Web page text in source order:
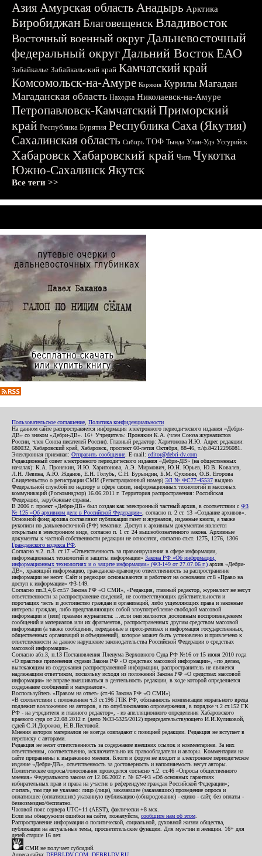
АзияАмурская область Анадырь Арктика
БиробиджанБлаговещенскВладивосток
Восточный военный округДальневосточный
федеральный округДальний ВостокЕАО
Забайкалье Забайкальский край Камчатский край
Комсомольск-на-Амуре Корякия Курилы Магадан
Магаданская область Находка Николаевск-на-Амуре
Петропавловск-КамчатскийПриморский
край Республика Бурятия Республика Саха (Якутия)
Сахалинская область Сибирь ТОФ Тында Улан-Удэ Уссурийск
ХабаровскХабаровский край Чита Чукотка
Южно-СахалинскЯкутск
Все теги >>
Пользовательское соглашение Политика конфиденциальности
На данном сайте распространяется информация электронного периодического издания «Дебри-
ДВ» со знаком «Дебри-ДВ». 16+ Учредитель: Пронякин К.А. (член Союза журналистов
России, член Союза писателей России). Главный редактор: Харитонова И.Ю. Адрес редакции:
680032, Хабаровский край, Хабаровск, проспект 60-летия Октября, 88-46, т./ф.84212296081.
Электронная приемная: Отправить сообщение . E-mail: editor@debri-dv.com
Редакционный совет электронного периодического издания «Дебри-ДВ» (на общественных
началах): К.А. Пронякин, И.Ю. Харитонова, А.Э. Мирмович, Ю.Н. Юрьев, Ю.В. Ковалев,
Л.Н. Левина, А.Ю. Жданов, Е.Н. Голубь, С.Н. Бурындин, Б.М. Сухинин, О.В. Егорова
Свидетельство о регистрации СМИ (Регистрационный номер) ЭЛ № ФС77-45537 выдано
Федеральной службой по надзору в сфере связи, информационных технологий и массовых
коммуникаций (Роскомнадзор) 16.06.2011 г. Территория распространения: Российская
Федерация, зарубежные страны.
В 2006 г. проект «Дебри-ДВ» был создан как электронный частный архив, в соответствии с ФЗ
№ 125 «Об архивном деле в Российской Федерации» , согласно п. 2 ст. 13 «Создание архивов».
Основной фонд архива составляют публикации газет и журналов, изданные книги, а также
рукописи по дальневосточной (РФ) тематике. Доступ к архивным документам является
открытым в электронном виде, согласно п. 1 ст. 24 вышеобозначенного закона. Архивные
документы к частной собственности редакции не относятся, согласно ст.ст. 1275, 1276, 1306
Гражданского кодекса РФ
Согласно ч.2. п.3. ст.17 «Ответственность за правонарушения в сфере информации,
информационных технологий и защиты информации» Закона РФ «Об информации,
информационных технологиях и о защите информации» (ФЗ-149 от 27.07.06 г.) архив «Дебри-
ДВ», хранящий информацию, гражданско-правовую ответственность за распространение
информации не несет. Сайт и редакция основываются и работают на основании ст.8 «Право на
доступ к информации» ФЗ-149.
Согласно пп.3,4,6 ст.57 Закона РФ «О СМИ», «Редакция, главный редактор, журналист не несут
ответственности за распространение сведений, не соответствующих действительности и
порочащих честь и достоинство граждан и организаций, либо ущемляющих права и законные
интересы граждан, либо представляющих собой злоупотребление свободой массовой
информации и (или) правами журналиста: ...если они являются дословным воспроизведением
сообщений и материалов или их фрагментов, распространенных другим средством массовой
информации (а также сообщения, переданные в пресс-релизах и информация государственных,
общественных организаций и объединений), которое может быть установлено и привлечено к
ответственности за данное нарушение законодательства Российской Федерации о средствах
массовой информации».
Согласно абз.3, п.13 Постановления Пленума Верховного Суда РФ №16 от 15 июня 2010 года
«О практике применения судами Закона РФ «О средствах массовой информации», «по делам,
вытекающим из содержания распространенной информации, распространитель не является
надлежащим ответчиком, поскольку исходя из положений Закона РФ «О средствах массовой
информации» не вправе вмешиваться в деятельность редакции, в ходе которой определяется
содержание сообщений и материалов».
Воспользуйтесь «Правом на ответ» (ст.46 Закона РФ «О СМИ»).
«В соответствии с положением ч.3 ст.196 ГПК РФ, обязанность компенсации морального вреда
подлежит возложению на авторов, а по опубликованию опровержения, в порядке ч.2 ст.152 ГК
РФ - на учредителя и главного редактор», - из апелляционного определения Хабаровского
краевого суда от 22.08.2012 г. (дело №33-5325/2012) председательствующего И.И.Куликовой,
судей С.И.Дорожко, Н.В.Пестовой.
Мнения авторов материалов не всегда совпадают с позицией редакции. Редакция не вступает в
переписку с авторами.
Редакция не несет ответственность за содержание внешних ссылок и комментариев. За них
ответственны, соответственно, исключительно их правообладатели и авторы. Комментарии на
сайте приравнены к выражению мнения. Блоги и форум не входят в электронное периодическое
издание «Дебри-ДВ», ответственность за достоверность и наполняемость несут авторы.
Политические опросы/голосования проводятся согласно ч.2. ст.46 «Опросы общественного
мнения» Федерального закона от 12.06.2002 г. № 67-ФЗ «Об основных гарантиях
избирательных прав и права на участие в референдуме граждан Российской Федерации»;
считать, там где не указано: лицо (лица), заказавшее (заказавших) проведение опроса и
оплатившее (оплативших) указанную публикацию (обнародование) - едино - сайт, без оплаты -
безвозмездно/бесплатно.
Часовой пояс сервера UTC+11 (AEST), фактически +8 мск.
Если вы обнаружили ошибки на сайте, пожалуйста, сообщите нам об этом
Распространение информации о политической, социальной, духовной жизни общества,
публикации на актуальные темы, просветительские функции. Для мужчин и женщин. 16+ для
детей старше 16 лет.
СМИ не получает субсидий.
Адреса сайта: DEBRI-DV.COM DEBRI-DV.RU